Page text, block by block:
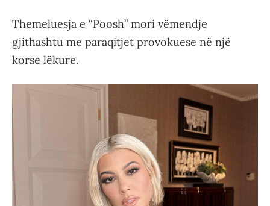
Themeluesja e “Poosh” mori vëmendje
gjithashtu me paraqitjet provokuese në një
korse lëkure.